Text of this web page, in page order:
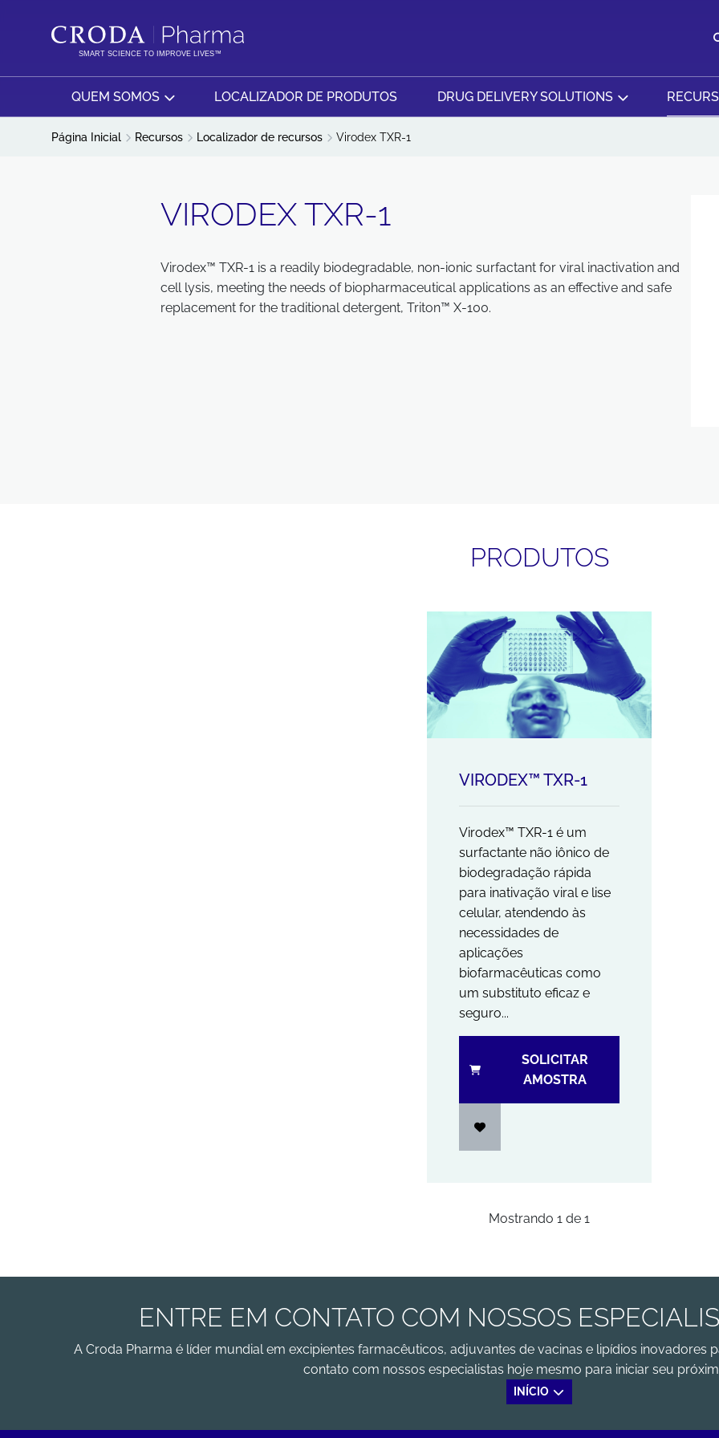
SMART SCIENCE TO IMPROVE LIVES™
QUEM SOMOS LOCALIZADOR DE PRODUTOS DRUG DELIVERY SOLUTIONS
Página Inicial Recursos Localizador de recursos Virodex TXR-1
VIRODEX TXR-1
Virodex™ TXR-1 is a readily biodegradable, non-ionic surfactant for viral inactivation and
cell lysis, meeting the needs of biopharmaceutical applications as an effective and safe
replacement for the traditional detergent, Triton™ X-100.
PRODUTOS
VIRODEX™ TXR-1
Virodex™ TXR-1 é um
surfactante não iônico de
biodegradação rápida
para inativação viral e lise
celular, atendendo às
necessidades de
aplicações
biofarmacêuticas como
um substituto eficaz e
seguro...
SOLICITAR
AMOSTRA
Mostrando 1 de 1
ENTRE EM CONTATO COM NOSSOS
A Croda Pharma é líder mundial em excipientes farmacêuticos, adjuvantes de vacinas e lipídios inovadores
contato com nossos especialistas hoje mesmo para iniciar seu
INÍCIO